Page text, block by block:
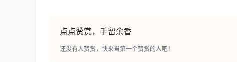
点点赞赏，手留余香
还没有人赞赏，快来当第一个赞赏的人吧！